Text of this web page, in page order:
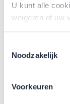
U kunt alle
weigeren of uw
Noodzakelijk
Voorkeuren
In drukke
sporthallen is